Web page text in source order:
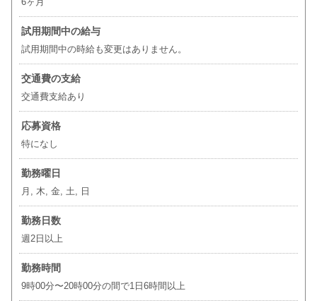
試用期間中の給与
試用期間中の時給も変更はありません。
交通費の支給
交通費支給あり
応募資格
特になし
勤務曜日
月, 木, 金, 土, 日
勤務日数
週2日以上
勤務時間
9時00分〜20時00分の間で1日6時間以上